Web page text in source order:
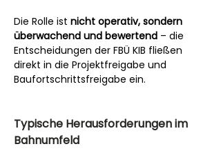
Die Rolle ist nicht operativ, sondern
überwachend und bewertend – die
Entscheidungen der FBÜ KIB fließen
direkt in die Projektfreigabe und
Baufortschrittsfreigabe ein.
Typische Herausforderungen im
Bahnumfeld